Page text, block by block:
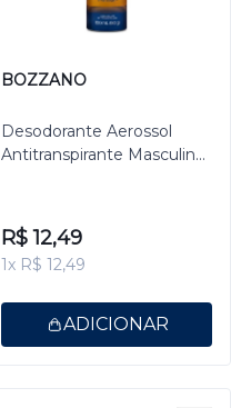
BOZZANO
Desodorante Aerossol
Antitranspirante Masculino
R$ 12,49
1x R$ 12,49
ADICIONAR